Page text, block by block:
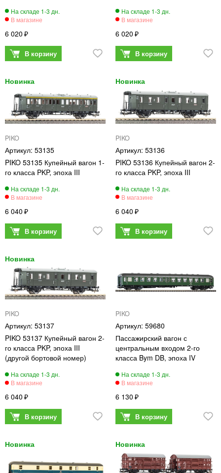
6 020 6 020
PIKO
53135
PIKO 53135 Купейный вагон 1-
го класса PKP, эпоха III
6 040
PIKO
53136
PIKO 53136 Купейный вагон 2-
го класса PKP, эпоха III
6 040
PIKO
53137
PIKO 53137 Купейный вагон 2-
го класса PKP, эпоха III
(другой бортовой номер)
6 040
PIKO
59680
Пассажирский вагон с
центральным входом 2-го
класса Bym DB, эпоха IV
6 130